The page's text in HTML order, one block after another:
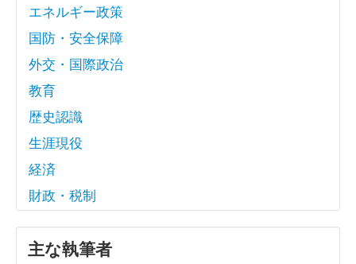
エネルギー政策
国防・安全保障
外交・国際政治
教育
歴史認識
生涯現役
経済
財政・税制
主な執筆者